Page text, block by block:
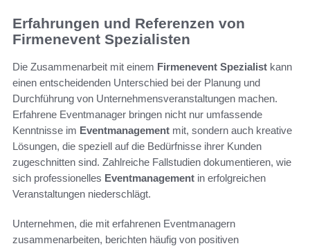
Erfahrungen und Referenzen von
Firmenevent Spezialisten
Die Zusammenarbeit mit einem Firmenevent Spezialist kann
einen entscheidenden Unterschied bei der Planung und
Durchführung von Unternehmensveranstaltungen machen.
Erfahrene Eventmanager bringen nicht nur umfassende
Kenntnisse im Eventmanagement mit, sondern auch kreative
Lösungen, die speziell auf die Bedürfnisse ihrer Kunden
zugeschnitten sind. Zahlreiche Fallstudien dokumentieren, wie
sich professionelles Eventmanagement in erfolgreichen
Veranstaltungen niederschlägt.
Unternehmen, die mit erfahrenen Eventmanagern
zusammenarbeiten, berichten häufig von positiven